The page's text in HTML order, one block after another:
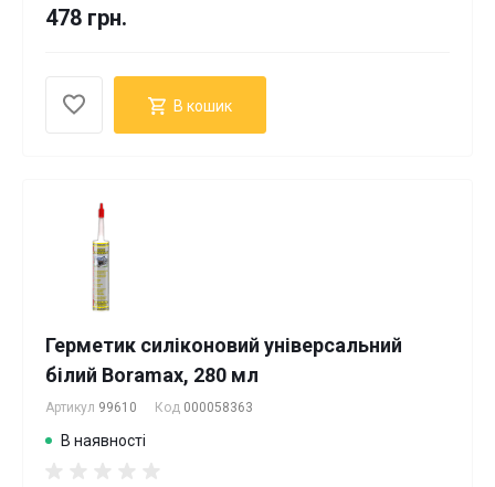
478 грн.
В кошик
Герметик силіконовий універсальний
білий Boramax, 280 мл
Артикул 99610 Код 000058363
В наявності